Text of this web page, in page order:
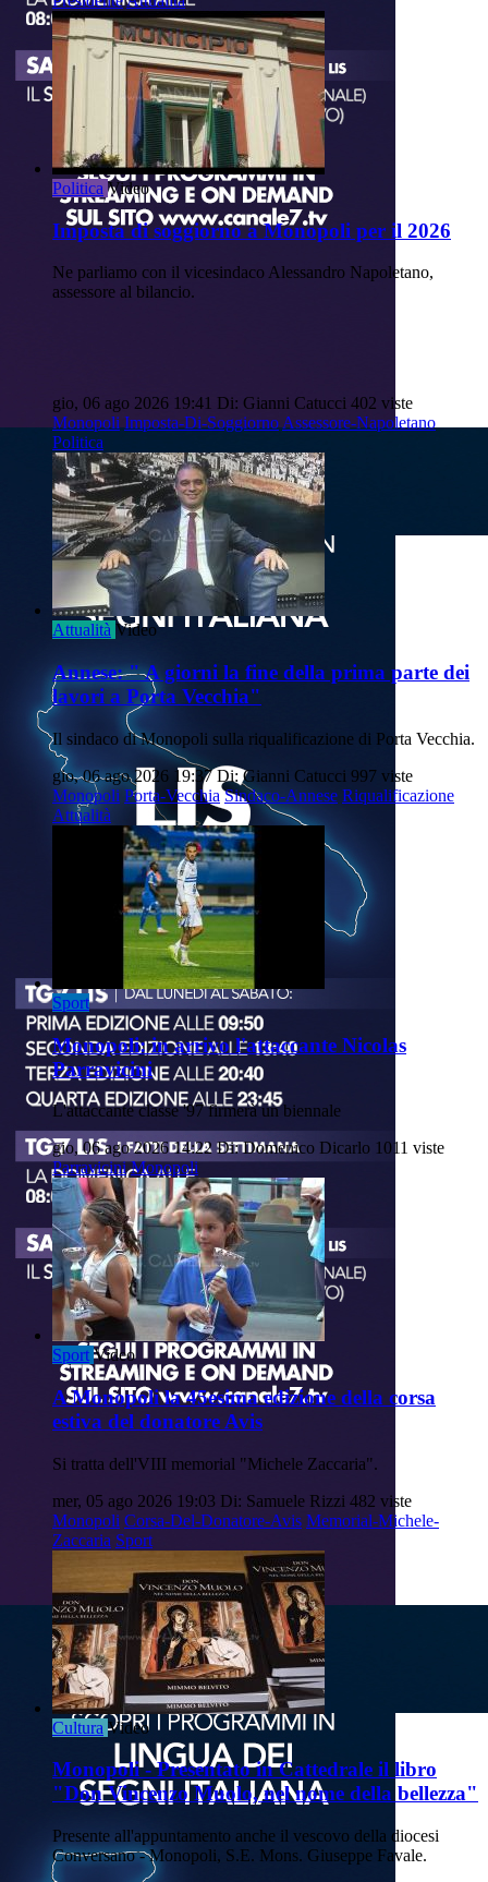
Politica Video
Imposta di soggiorno a Monopoli per il 2026
Ne parliamo con il vicesindaco Alessandro Napoletano,
assessore al bilancio.
gio, 06 ago 2026 19:41 Di: Gianni Catucci 402 viste
Monopoli Imposta-Di-SoggiornoAssessore-Napoletano
Politica
Attualità Video
Annese: " A giorni la fine della prima parte dei
lavori a Porta Vecchia"
Il sindaco di Monopoli sulla riqualificazione di Porta Vecchia.
gio, 06 ago 2026 19:37 Di: Gianni Catucci 997 viste
Monopoli Porta-Vecchia Sindaco-Annese Riqualificazione
Attualità
Sport
Monopoli: in arrivo l'attaccante Nicolas
Parravicini
L'attaccante classe '97 firmerà un biennale
gio, 06 ago 2026 14:22 Di: Domenico Dicarlo 1011 viste
Parravicini Monopoli
Sport Video
A Monopoli la 45esima edizione della corsa
estiva del donatore Avis
Si tratta dell'VIII memorial "Michele Zaccaria".
mer, 05 ago 2026 19:03 Di: Samuele Rizzi 482 viste
Monopoli Corsa-Del-Donatore-Avis Memorial-Michele-
Zaccaria Sport
Cultura Video
Monopoli - Presentato in Cattedrale il libro
"Don Vincenzo Muolo, nel nome della bellezza"
Presente all'appuntamento anche il vescovo della diocesi
Conversano - Monopoli, S.E. Mons. Giuseppe Favale.